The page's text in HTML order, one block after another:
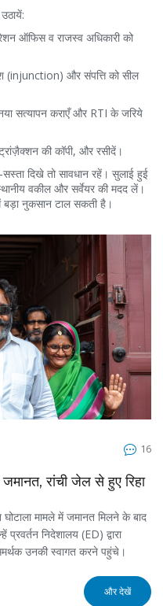
ऑफिस व राजस्व अधिकारी को
(injunction) और संपत्ति को सील
सत्यापन कराएँ और RTI के जरिये
की कॉपी, और रसीदें।
दिखे तो सावधान रहें। सुलाई हुई
वकील और सर्वेयर की मदद लें।
बड़ा नुकसान टाल सकती है।
16
रांची जेल से हुए रिहा
मामले में जमानत मिलने के बाद
प्रवर्तन निदेशालय (ED) द्वारा
उनकी स्वागत करने पहुंचे।
और देखें